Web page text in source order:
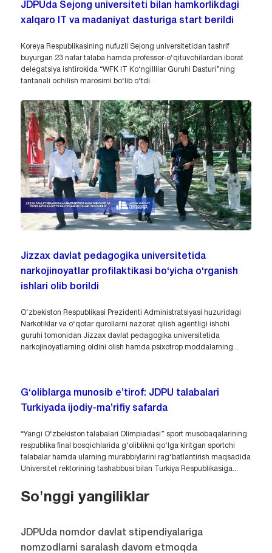
JDPUda Sejong universiteti bilan hamkorlikdagi
xalqaro IT va madaniyat dasturiga start berildi
Koreya Respublikasining nufuzli Sejong universitetidan tashrif
buyurgan 23 nafar talaba hamda professor-o‘qituvchilardan iborat
delegatsiya ishtirokida “WFK IT Ko‘ngillilar Guruhi Dasturi”ning
tantanali ochilish marosimi bo‘lib o‘tdi.
Jizzax davlat pedagogika universitetida
narkojinoyatlar profilaktikasi bo‘yicha o‘rganish
ishlari olib borildi
O‘zbekiston Respublikasi Prezidenti Administratsiyasi huzuridagi
Narkotiklar va o‘qotar qurollarni nazorat qilish agentligi ishchi
guruhi tomonidan Jizzax davlat pedagogika universitetida
narkojinoyatlarning oldini olish hamda psixotrop moddalarning...
G‘oliblarga munosib e’tirof: JDPU talabalari
Turkiyada ijodiy-ma’rifiy safarda
“Yangi O‘zbekiston talabalari Olimpiadasi” sport musobaqalarining
respublika final bosqichlarida g‘oliblikni qo‘lga kiritgan sportchi
talabalar hamda ularning murabbiylarini rag‘batlantirish maqsadida
Universitet rektorining tashabbusi bilan Turkiya Respublikasiga...
So'nggi yangiliklar
JDPUda nomdor davlat stipendiyalariga
nomzodlarni saralash davom etmoqda